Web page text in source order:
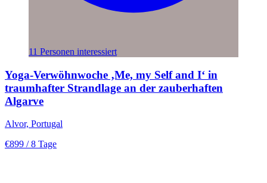
11 Personen interessiert
Yoga-Verwöhnwoche ‚Me, my Self and I‘ in
traumhafter Strandlage an der zauberhaften
Algarve
Alvor, Portugal
€899 / 8 Tage